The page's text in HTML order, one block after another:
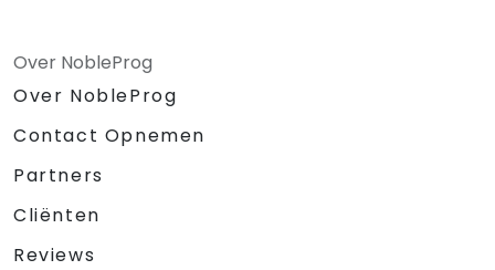
Over NobleProg
Over NobleProg
Contact Opnemen
Partners
Cliënten
Reviews